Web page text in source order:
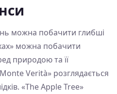
можна побачити глибші
можна побачити
природою та її
Verità» розглядається
«The Apple Tree»